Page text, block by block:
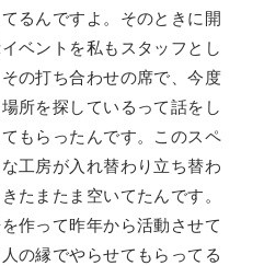
るんですよ。そのときに開
ベントを私もスタッフとし
の打ち合わせの席で、今度
所を探しているって話をし
もらったんです。このスペ
工房が入れ替わり立ち替わ
たまたま空いてたんです。
作って昨年から活動させて
の縁でやらせてもらってる